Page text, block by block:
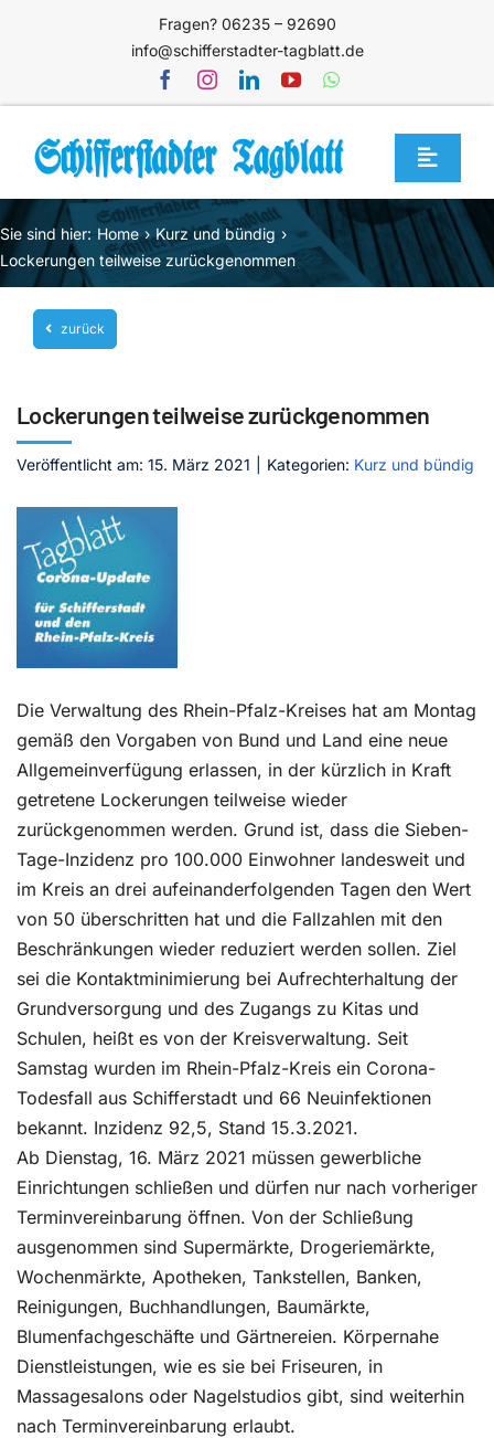
Fragen? 06235 – 92690
info@schifferstadter-tagblatt.de
Toggle
Home
Themen
Blog
Unternehmen
Mediathek
Kontakt
Sie sind hier: Home
Kurz und bündig
Lockerungen teilweise zurückgenommen
zurück
Lockerungen teilweise zurückgenommen
Veröffentlicht am: 15. März 2021 Kategorien: Kurz und bündig
Die Verwaltung des Rhein-Pfalz-Kreises hat am Montag
gemäß den Vorgaben von Bund und Land eine neue
Allgemeinverfügung erlassen, in der kürzlich in Kraft
getretene Lockerungen teilweise wieder
zurückgenommen werden. Grund ist, dass die Sieben-
Tage-Inzidenz pro 100.000 Einwohner landesweit und
im Kreis an drei aufeinanderfolgenden Tagen den Wert
von 50 überschritten hat und die Fallzahlen mit den
Beschränkungen wieder reduziert werden sollen. Ziel
sei die Kontaktminimierung bei Aufrechterhaltung der
Grundversorgung und des Zugangs zu Kitas und
Schulen, heißt es von der Kreisverwaltung. Seit
Samstag wurden im Rhein-Pfalz-Kreis ein Corona-
Todesfall aus Schifferstadt und 66 Neuinfektionen
bekannt. Inzidenz 92,5, Stand 15.3.2021.
Ab Dienstag, 16. März 2021 müssen gewerbliche
Einrichtungen schließen und dürfen nur nach vorheriger
Terminvereinbarung öffnen. Von der Schließung
ausgenommen sind Supermärkte, Drogeriemärkte,
Wochenmärkte, Apotheken, Tankstellen, Banken,
Reinigungen, Buchhandlungen, Baumärkte,
Blumenfachgeschäfte und Gärtnereien. Körpernahe
Dienstleistungen, wie es sie bei Friseuren, in
Massagesalons oder Nagelstudios gibt, sind weiterhin
nach Terminvereinbarung erlaubt.